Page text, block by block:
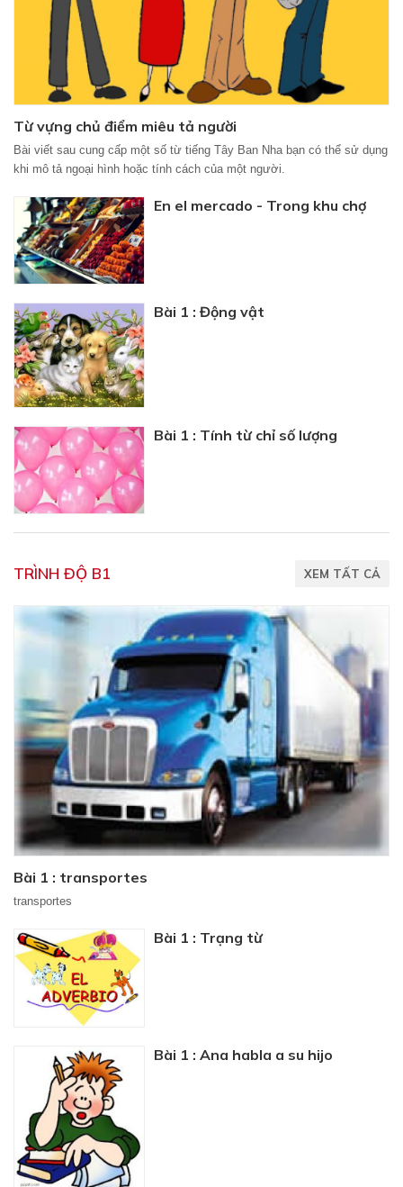
Từ vựng chủ điểm miêu tả người
Bài viết sau cung cấp một số từ tiếng Tây Ban Nha bạn có thể sử dụng
khi mô tả ngoại hình hoặc tính cách của một người.
En el mercado - Trong khu chợ
Bài 1 : Động vật
Bài 1 : Tính từ chỉ số lượng
TRÌNH ĐỘ B1 XEM TẤT CẢ
Bài 1 : transportes
transportes
Bài 1 : Trạng từ
Bài 1 : Ana habla a su hijo